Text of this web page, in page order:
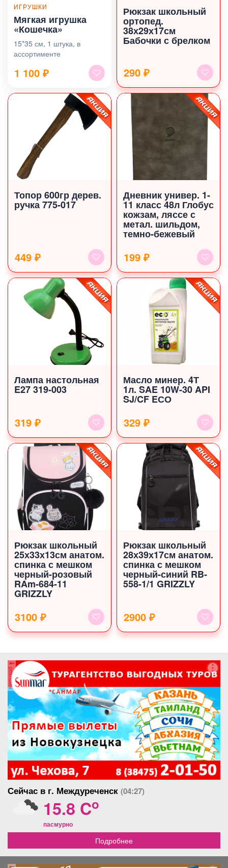
ИГРУШКИ
Мягкая игрушка
«Кошечка»
15*35 см, 1 штука, в
ассортименте
1 100 ₽
Рюкзак школьный
ортопед.
38х29х17см
Бабочки с брелком
290 ₽
Топор 600гр дерев.
ручка 775-017
449 ₽
Дневник универ. 1-
11 класс 48л Глобус
кожзам, ляссе с
метал. шильдом,
темно-бежевый
199 ₽
Лампа настольная
E27 319-003
319 ₽
Масло минер. 4Т
1л. SAE 10W-30 API
SJ/CF EСО
329 ₽
Рюкзак школьный
25х33х13см анатом.
спинка с мешком
черный-розовый
RAm-684-11
GRIZZLY
3100 ₽
Рюкзак школьный
28х39х17см анатом.
спинка с мешком
черный-синий RB-
558-1/1 GRIZZLY
2900 ₽
реклама
Сейчас в г. Междуреченск (04:27)
15.8 Co
пасмурно
Подробнее